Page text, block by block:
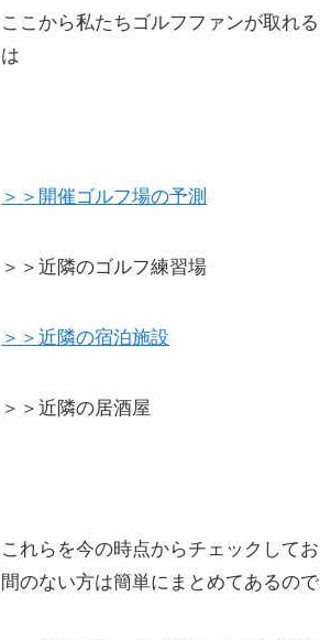
ここから私たちゴルフファンが取れ
は
＞＞開催ゴルフ場の予測
＞＞近隣のゴルフ練習場
＞＞近隣の宿泊施設
＞＞近隣の居酒屋
これらを今の時点からチェックして
間のない方は簡単にまとめてあるの